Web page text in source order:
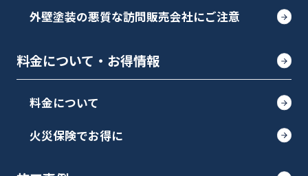
外壁塗装の悪質な訪問販売会社にご注意
料金について・お得情報
料金について
火災保険でお得に